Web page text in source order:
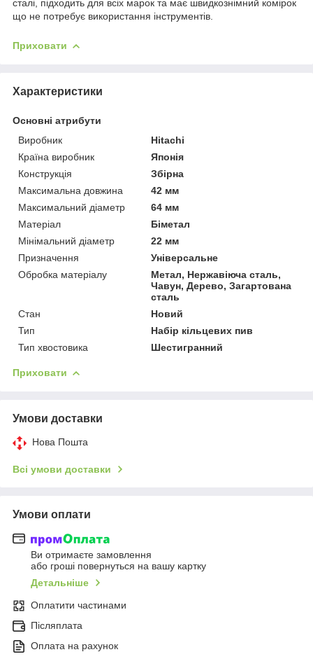
сталі, підходить для всіх марок та має швидкознімний комірок
що не потребує використання інструментів.
Приховати
Характеристики
Основні атрибути
Виробник
Hitachi
Країна виробник
Японія
Конструкція
Збірна
Максимальна довжина
42 мм
Максимальний діаметр
64 мм
Матеріал
Біметал
Мінімальний діаметр
22 мм
Призначення
Універсальне
Обробка матеріалу
Метал, Нержавіюча сталь,
Чавун, Дерево, Загартована
сталь
Стан
Новий
Тип
Набір кільцевих пив
Тип хвостовика
Шестигранний
Приховати
Умови доставки
Нова Пошта
Всі умови доставки
Умови оплати
Ви отримаєте замовлення
або гроші повернуться на вашу картку
Детальніше
Оплатити частинами
Післяплата
Оплата на рахунок